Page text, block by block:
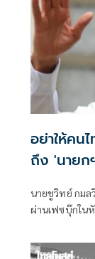
อย่าให้คน
ถึง 'นายก
นายชูวิทย์ กมล
ผ่านเฟซบุ๊กใน